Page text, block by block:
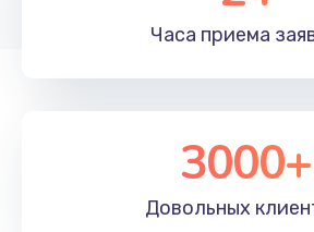
Часа приема
3000+
Довольных